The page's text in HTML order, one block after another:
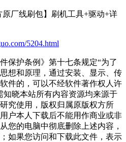
原厂线刷包】刷机工具+驱动+详
5204.html
保护条例》第十七条规定“为了
想和原理，通过安装、显示、传
件的，可以不经软件著作权人许
知晓本站所有内容资源均来源于
究使用，版权归属原版权方所
户本人下载后不能用作商业或非
您的电脑中彻底删除上述内容，
如果您访问和下载此文件，表示